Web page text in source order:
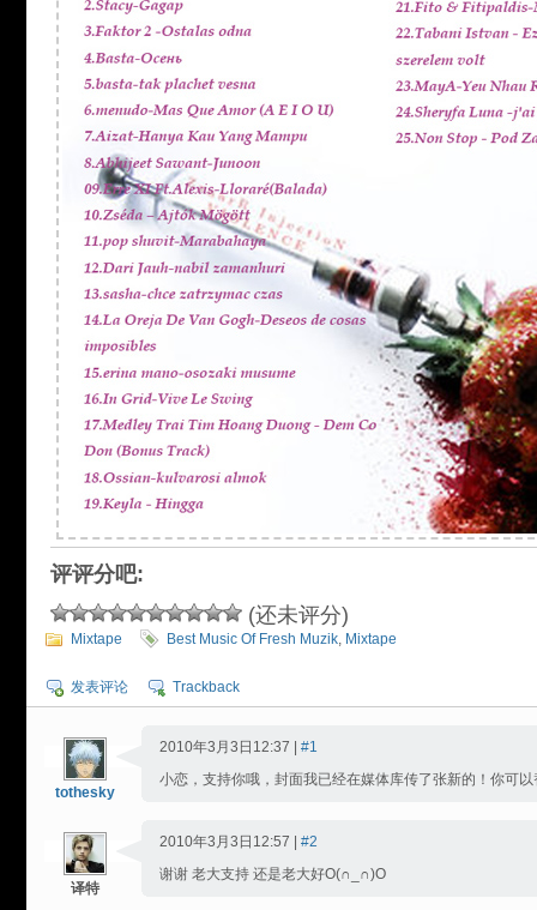
评评分吧:
(还未评分)
Mixtape Best Music Of Fresh Muzik, Mixtape
发表评论 Trackback
tothesky
2010年3月3日12:37 | #1
小恋，支持你哦，封面我已经在媒体库传了张新的！你可
译特
2010年3月3日12:57 | #2
谢谢 老大支持 还是老大好O(∩_∩)O